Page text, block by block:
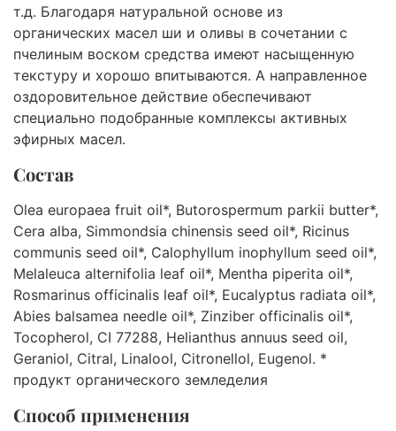
т.д. Благодаря натуральной основе из
органических масел ши и оливы в сочетании с
пчелиным воском средства имеют насыщенную
текстуру и хорошо впитываются. А направленное
оздоровительное действие обеспечивают
специально подобранные комплексы активных
эфирных масел.
Состав
Olea europaea fruit oil*, Butorospermum parkii butter*,
Cera alba, Simmondsia chinensis seed oil*, Ricinus
communis seed oil*, Calophyllum inophyllum seed oil*,
Melaleuca alternifolia leaf oil*, Mentha piperita oil*,
Rosmarinus officinalis leaf oil*, Eucalyptus radiata oil*,
Abies balsamea needle oil*, Zinziber officinalis oil*,
Tocopherol, CI 77288, Helianthus annuus seed oil,
Geraniol, Citral, Linalool, Citronellol, Eugenol. *
продукт органического земледелия
Способ применения